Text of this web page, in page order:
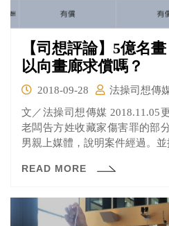
【司想評論】5億名
以向畫廊求償嗎？
2018-09-28
法操司想傳
文／法操司想傳媒 2018.11.05
老闆告方姓收藏家傷害罪的部
男親上媒體，說明案件經過。
READ MORE